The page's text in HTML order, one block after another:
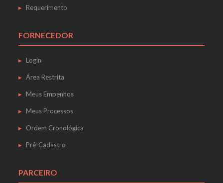
Requerimento
FORNECEDOR
Login
Área Restrita
Meus Empenhos
Meus Processos
Ordem Cronológica
Pré-Cadastro
PARCEIRO